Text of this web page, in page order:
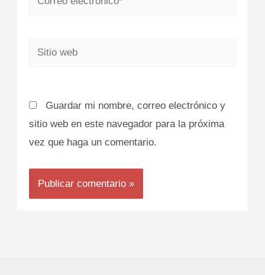
Sitio
Guardar mi nombre, correo electrónico y
sitio web en este navegador para la próxima
vez que haga un comentario.